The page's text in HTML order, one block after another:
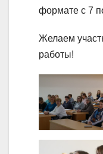
формате с 7
Желаем
работы!